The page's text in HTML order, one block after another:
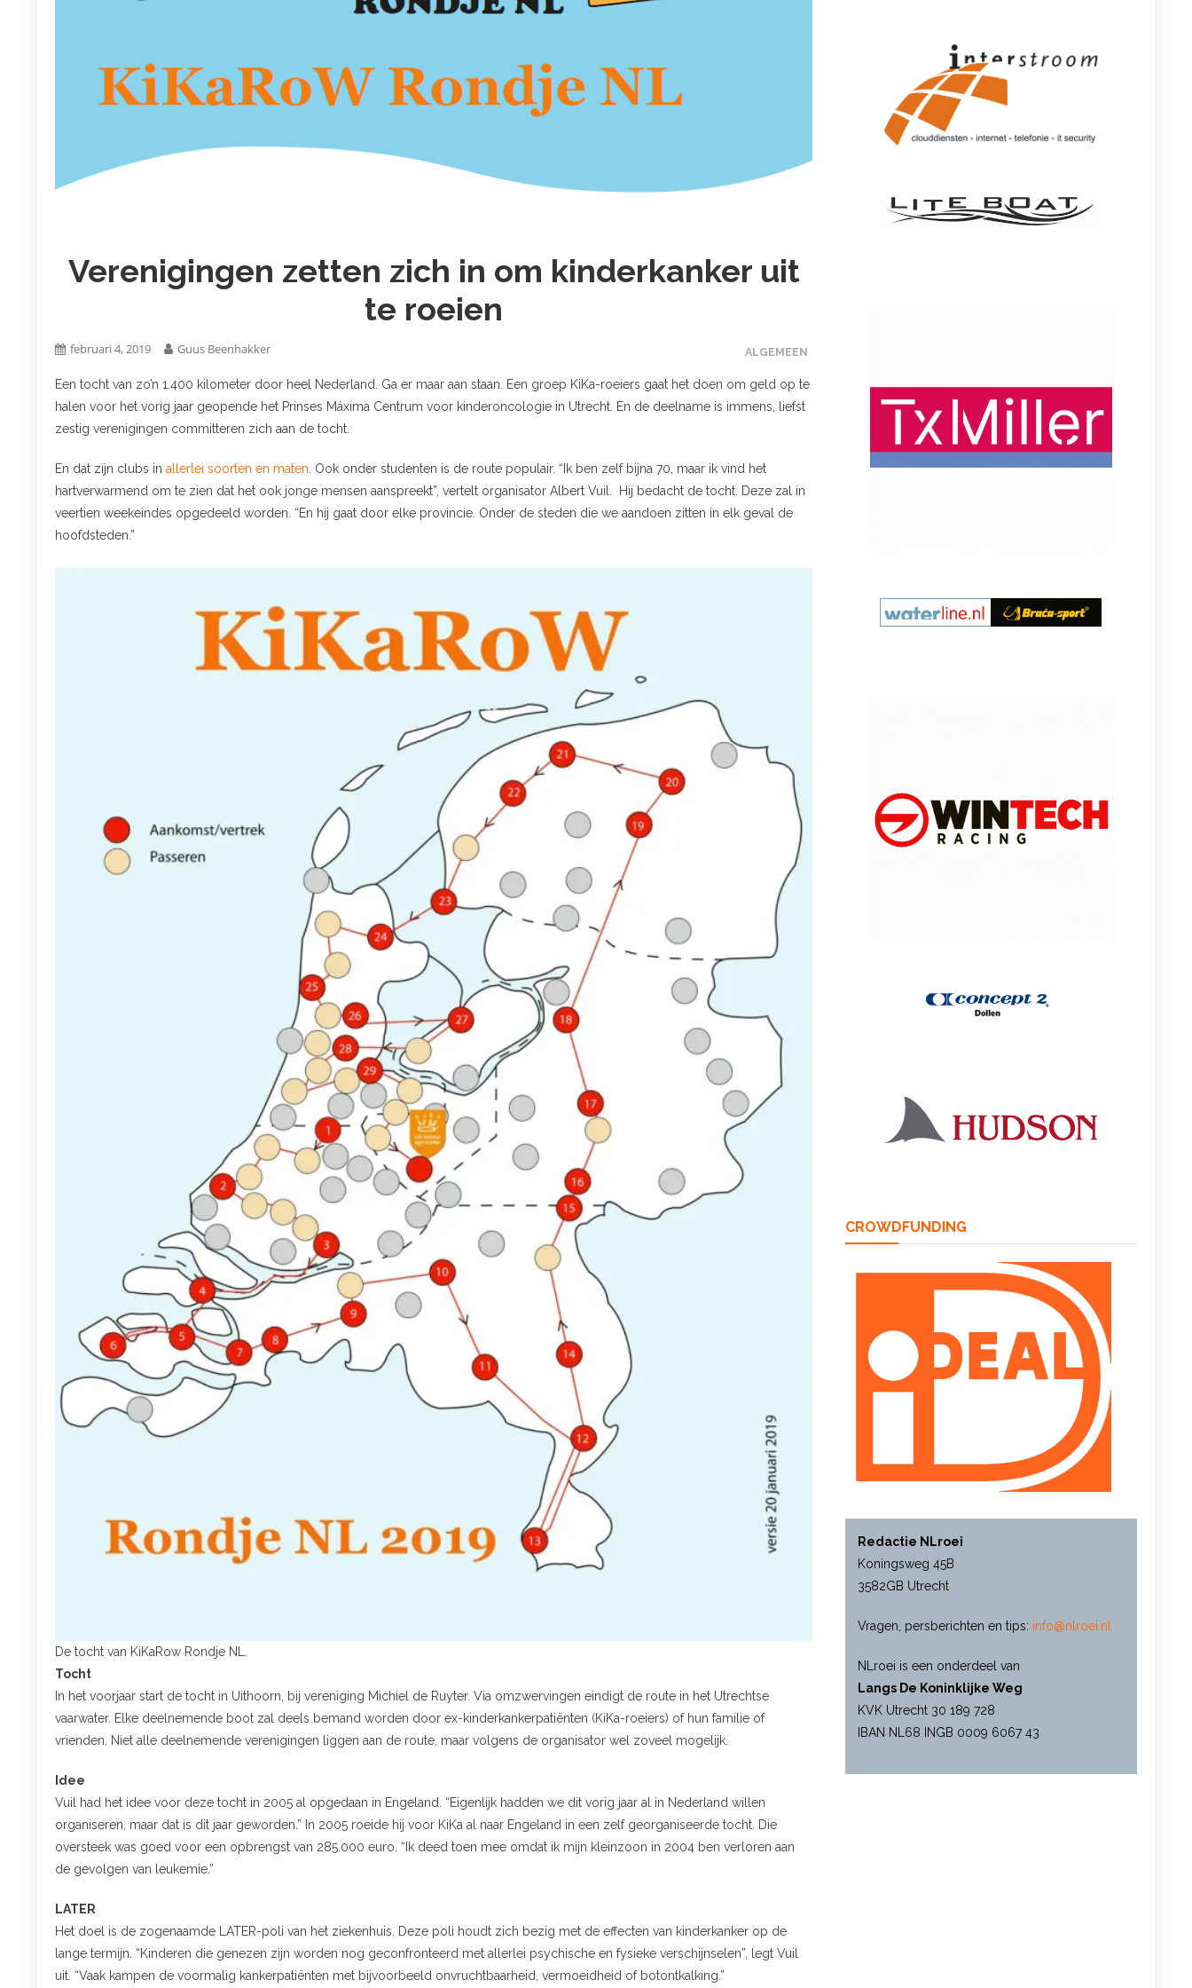
Verenigingen zetten zich in om kinderkanker uit
te roeien
ALGEMEEN
februari 4, 2019 Guus Beenhakker
Een tocht van zo’n 1.400 kilometer door heel Nederland. Ga er maar aan staan. Een groep KiKa-roeiers gaat het doen om geld op te
halen voor het vorig jaar geopende het Prinses Máxima Centrum voor kinderoncologie in Utrecht. En de deelname is immens, liefst
zestig verenigingen committeren zich aan de tocht.
En dat zijn clubs in allerlei soorten en maten. Ook onder studenten is de route populair. “Ik ben zelf bijna 70, maar ik vind het
hartverwarmend om te zien dat het ook jonge mensen aanspreekt”, vertelt organisator Albert Vuil. Hij bedacht de tocht. Deze zal in
veertien weekeindes opgedeeld worden. “En hij gaat door elke provincie. Onder de steden die we aandoen zitten in elk geval de
hoofdsteden.”
De tocht van KiKaRow Rondje NL.
Tocht
In het voorjaar start de tocht in Uithoorn, bij vereniging Michiel de Ruyter. Via omzwervingen eindigt de route in het Utrechtse
vaarwater. Elke deelnemende boot zal deels bemand worden door ex-kinderkankerpatiënten (KiKa-roeiers) of hun familie of
vrienden. Niet alle deelnemende verenigingen liggen aan de route, maar volgens de organisator wel zoveel mogelijk.
Idee
Vuil had het idee voor deze tocht in 2005 al opgedaan in Engeland. “Eigenlijk hadden we dit vorig jaar al in Nederland willen
organiseren, maar dat is dit jaar geworden.” In 2005 roeide hij voor KiKa al naar Engeland in een zelf georganiseerde tocht. Die
oversteek was goed voor een opbrengst van 285.000 euro. “Ik deed toen mee omdat ik mijn kleinzoon in 2004 ben verloren aan
de gevolgen van leukemie.”
LATER
Het doel is de zogenaamde LATER-poli van het ziekenhuis. Deze poli houdt zich bezig met de effecten van kinderkanker op de
lange termijn. “Kinderen die genezen zijn worden nog geconfronteerd met allerlei psychische en fysieke verschijnselen”, legt Vuil
uit. “Vaak kampen de voormalig kankerpatiënten met bijvoorbeeld onvruchtbaarheid, vermoeidheid of botontkalking.”
CROWDFUNDING
Redactie NLroei
Koningsweg 45B
3582GB Utrecht
Vragen, persberichten en tips: info@nlroei.nl
NLroei is een onderdeel van
Langs De Koninklijke Weg
KVK Utrecht 30 189 728
IBAN NL68 INGB 0009 6067 43